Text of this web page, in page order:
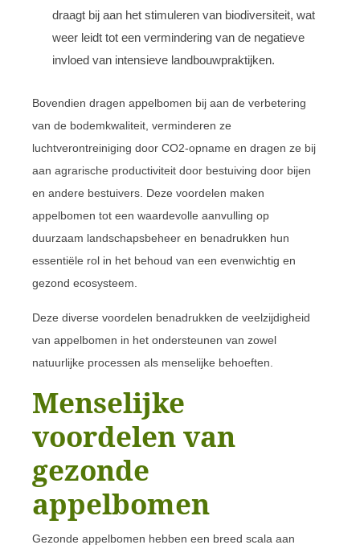
draagt bij aan het stimuleren van biodiversiteit, wat
weer leidt tot een vermindering van de negatieve
invloed van intensieve landbouwpraktijken.
Bovendien dragen appelbomen bij aan de verbetering
van de bodemkwaliteit, verminderen ze
luchtverontreiniging door CO2-opname en dragen ze bij
aan agrarische productiviteit door bestuiving door bijen
en andere bestuivers. Deze voordelen maken
appelbomen tot een waardevolle aanvulling op
duurzaam landschapsbeheer en benadrukken hun
essentiële rol in het behoud van een evenwichtig en
gezond ecosysteem.
Deze diverse voordelen benadrukken de veelzijdigheid
van appelbomen in het ondersteunen van zowel
natuurlijke processen als menselijke behoeften.
Menselijke
voordelen van
gezonde
appelbomen
Gezonde appelbomen hebben een breed scala aan